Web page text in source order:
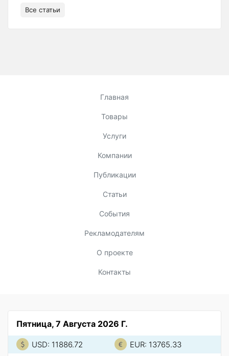
Все статьи
Главная
Товары
Услуги
Компании
Публикации
Статьи
События
Рекламодателям
О проекте
Контакты
Пятница, 7 Августа 2026 Г.
USD: 11886.72 EUR: 13765.33